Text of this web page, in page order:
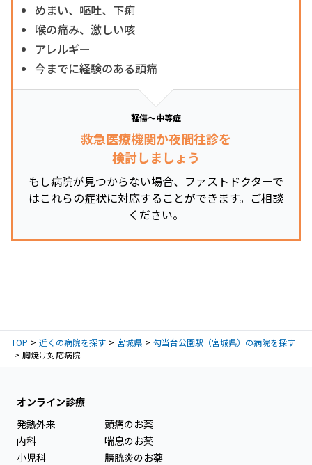
めまい、嘔吐、下痢
喉の痛み、激しい咳
アレルギー
今までに経験のある頭痛
軽傷～中等症
救急医療機関か夜間往診を
検討しましょう
もし病院が見つからない場合、ファストドクターで
はこれらの症状に対応することができます。ご相談
ください。
TOP 近くの病院を探す 宮城県
勾当台公園駅（宮城県）の病院を探す
胸焼け対応病院
オンライン診療
発熱外来
内科
小児科
頭痛のお薬
喘息のお薬
膀胱炎のお薬